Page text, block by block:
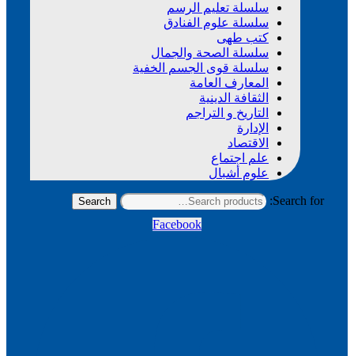
سلسلة تعليم الرسم
سلسلة علوم الفنادق
كتب طهى
سلسلة الصحة والجمال
سلسلة قوى الجسم الخفية
المعارف العامة
الثقافة الدينية
التاريخ و التراجم
الإدارة
الاقتصاد
علم اجتماع
علوم أشبال
Search for:
Search
Facebook